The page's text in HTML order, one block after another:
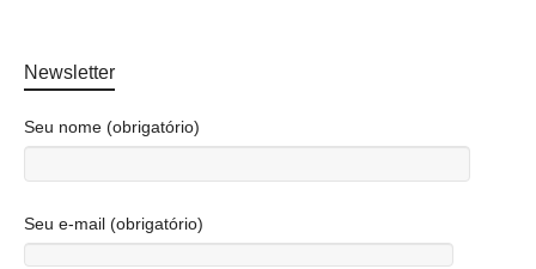
Newsletter
Seu nome (obrigatório)
Seu e-mail (obrigatório)